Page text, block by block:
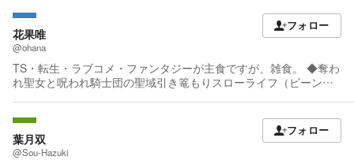
のものを見ることが多いです。 特撮は、平成ガメラシリーズが好
き。 アニメは空の境界、トップをねらえ！など。 パトレイバー劇
場三部作、攻殻機動隊も好き。 イヴの時間、アイの歌声を聴かせ
て、など吉浦監督作品もみます。 蒼穹のファフナーが今まで見た
ものの中でいちばん見る熱量あったかもしれない。 アルドノア・
ゼロを見たことによりリアルロボット書きたいなと思い今に至り
ます。 ～聴くもの～ 女性ボーカル系が好き。 特にkalafinaは空の
境界繋がりでよく聴きます。 他、作業用BGMとして気に入った劇
半を購入して流すなど。 仕事など現実と向き合っている時は宮本
浩次さんをよく聴いてます。
花果唯
@ohana
TS・転生・ラブコメ・ファンタジーが主食ですが、雑食。 ◆奪わ
れ聖女と呪われ騎士団の聖域引き篭もりスローライフ（ビーンズ
Web小説コンテスト・異世界ファンタジー部門特別賞受賞 ※コミ
カライズ ◆異世界召喚されてきた聖女様が「彼氏が死んだ」と泣
くばかりで働いてくれません。ところでその死んだ彼氏、前世の
フォロー
葉月双
@Sou-Hazuki
フォロー